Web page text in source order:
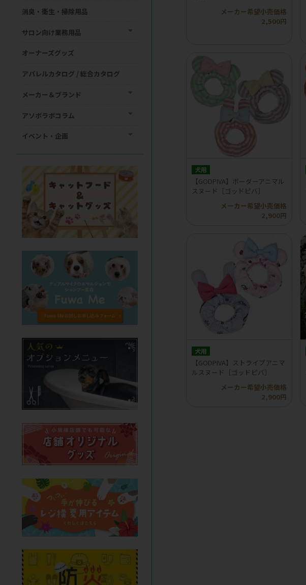
メーカー希望小売価格
2,500円
犬用
【GODPIVA】ボーダーアニマル
スヌード［ゴッドピバ］
メーカー希望小売価格
2,900円
犬用
【GODPIVA】ストライプアニマ
ルスヌード［ゴッドピバ］
メーカー希望小売価格
2,900円
消臭・衛生・掃除用品
サロン向け業務用品
オーナーズグッズ
アパレルカタログ / 総合カタログ
メーカー＆ブランド
アソボラボコラム
イベント・企画